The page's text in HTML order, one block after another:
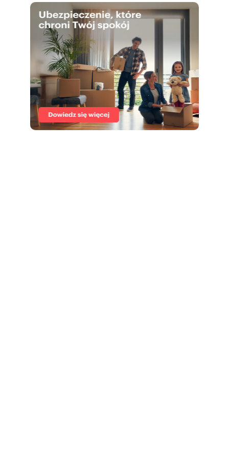
* Boutique development - only 15 apartments in
the building
* Ideal as a second home by the sea or as an
investment property
* Listed prices are net (+23% VAT)
* Units available in developer standard
You are warmly invited to schedule a viewing!
Numer oferty: 663474
Osoba odpowiedzialna zawodowo: Karol